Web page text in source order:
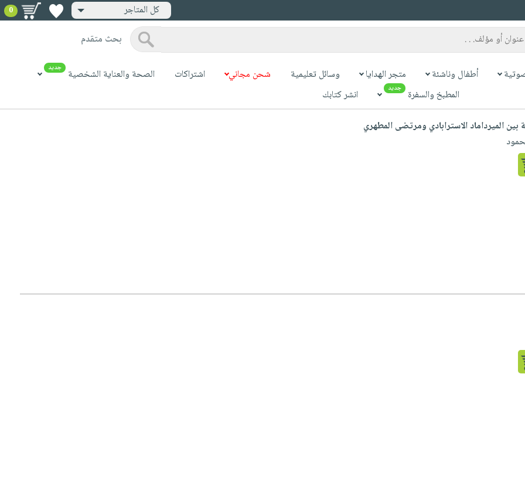
كل المتاجر 0
بحث متقدم
أطفال وناشئة متجر الهدايا وسائل تعليمية شحن مجاني اشتراكات الصحة والعناية الشخصية جديد
المطبخ والسفرة جديد
انشر كتابك
بين الميرداماد الاسترابادي ومرتضى المطهري